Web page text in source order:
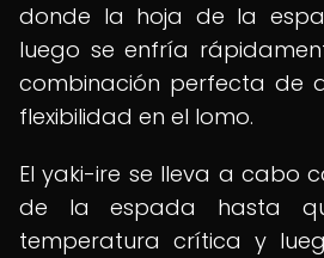
donde la hoja de la
luego se enfría
combinación perfecta de
flexibilidad en el lomo.
El yaki-ire se lleva a cabo
de la espada hasta
temperatura crítica y